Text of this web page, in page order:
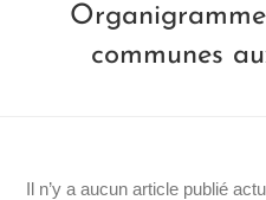
communes
Il n’y a aucun article publié